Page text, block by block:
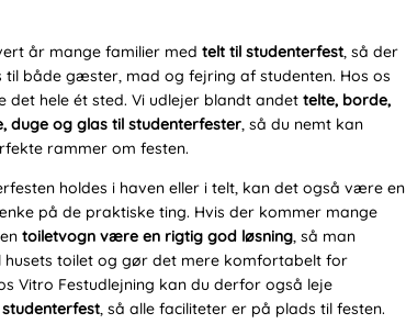
år mange familier med telt til studenterfest, så der
til både gæster, mad og fejring af studenten. Hos os
det hele ét sted. Vi udlejer blandt andet telte, borde,
duge og glas til studenterfester, så du nemt kan
rammer om festen.
holdes i haven eller i telt, kan det også være en
på de praktiske ting. Hvis der kommer mange
toiletvogn være en rigtig god løsning, så man
husets toilet og gør det mere komfortabelt for
Vitro Festudlejning kan du derfor også leje
, så alle faciliteter er på plads til festen.